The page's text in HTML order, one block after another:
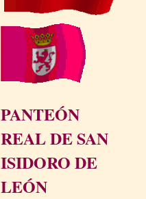
PANTEÓN
REAL DE SAN
ISIDORO DE
LEÓN